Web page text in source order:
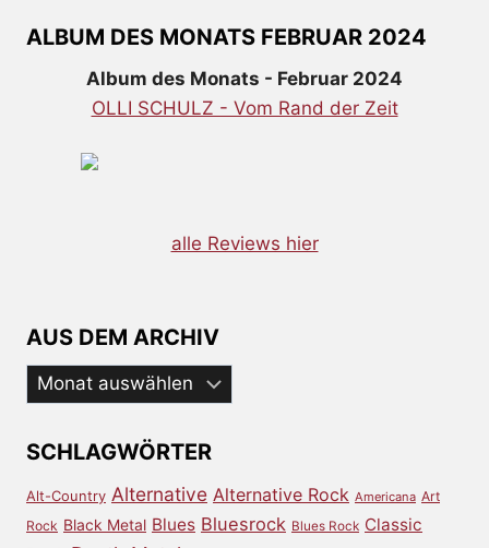
ALBUM DES MONATS FEBRUAR 2024
Album des Monats - Februar 2024
OLLI SCHULZ - Vom Rand der Zeit
alle Reviews hier
AUS DEM ARCHIV
Aus
dem
SCHLAGWÖRTER
Alt-Country Alternative Alternative Rock Americana Art
Rock Black Metal Blues Bluesrock Blues Rock Classic